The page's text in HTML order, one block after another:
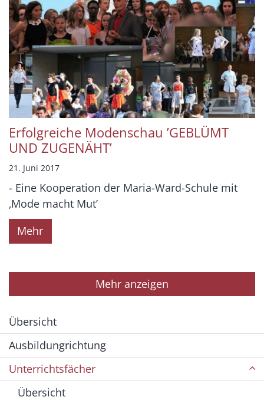
Erfolgreiche Modenschau ’GEBLÜMT
UND ZUGENÄHT’
21. Juni 2017
- Eine Kooperation der Maria-Ward-Schule mit
‚Mode macht Mut’
Mehr
Mehr anzeigen
Übersicht
Ausbildungrichtung
Unterrichtsfächer
Übersicht